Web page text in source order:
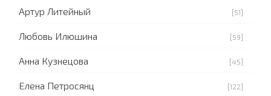
Артур Литейный [51]
Любовь Илюшина [59]
Анна Кузнецова [45]
Елена Петросянц [122]